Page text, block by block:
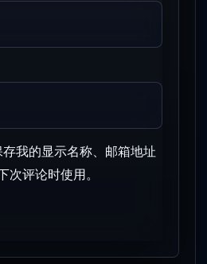
我的显示名称、邮箱地址
评论时使用。